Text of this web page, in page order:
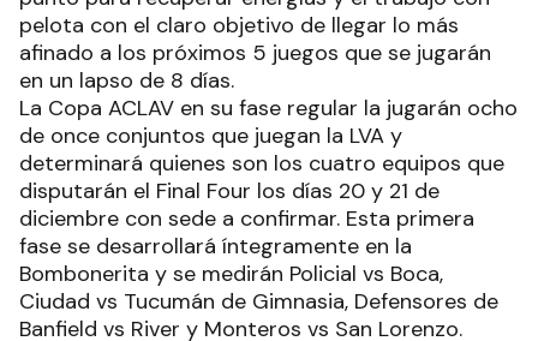
pelota con el claro objetivo de llegar lo más
afinado a los próximos 5 juegos que se jugarán
en un lapso de 8 días.
La Copa ACLAV en su fase regular la jugarán ocho
de once conjuntos que juegan la LVA y
determinará quienes son los cuatro equipos que
disputarán el Final Four los días 20 y 21 de
diciembre con sede a confirmar. Esta primera
fase se desarrollará íntegramente en la
Bombonerita y se medirán Policial vs Boca,
Ciudad vs Tucumán de Gimnasia, Defensores de
Banfield vs River y Monteros vs San Lorenzo.